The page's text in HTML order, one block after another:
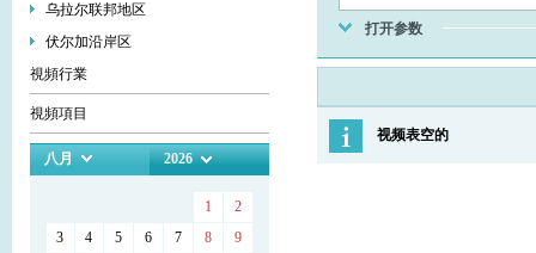
乌拉尔联邦地区
伏尔加沿岸区
視頻行業
視頻項目
八月 2026
1
2
3
4 5 6 7 8
9
打开参数
视频表空的